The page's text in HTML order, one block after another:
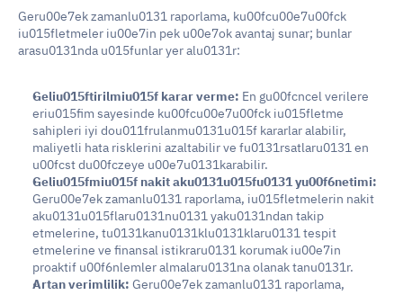
Geru00e7ek zamanlu0131 raporlama, ku00fcu00e7u00fck
iu015fletmeler iu00e7in pek u00e7ok avantaj sunar; bunlar
arasu0131nda u015funlar yer alu0131r:
Geliu015ftirilmiu015f karar verme: En gu00fcncel verilere
eriu015fim sayesinde ku00fcu00e7u00fck iu015fletme
sahipleri iyi dou011frulanmu0131u015f kararlar alabilir,
maliyetli hata risklerini azaltabilir ve fu0131rsatlaru0131 en
u00fcst du00fczeye u00e7u0131karabilir.
Geru00e7ek zamanlu0131 raporlama, iu015fletmelerin nakit
aku0131u015flaru0131nu0131 yaku0131ndan takip
etmelerine, tu0131kanu0131klu0131klaru0131 tespit
etmelerine ve finansal istikraru0131 korumak iu00e7in
proaktif u00f6nlemler almalaru0131na olanak tanu0131r.
Artan verimlilik: Geru00e7ek zamanlu0131 raporlama,